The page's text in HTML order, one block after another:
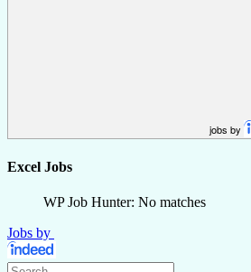
jobs by
Excel Jobs
WP Job Hunter: No matches
Jobs by